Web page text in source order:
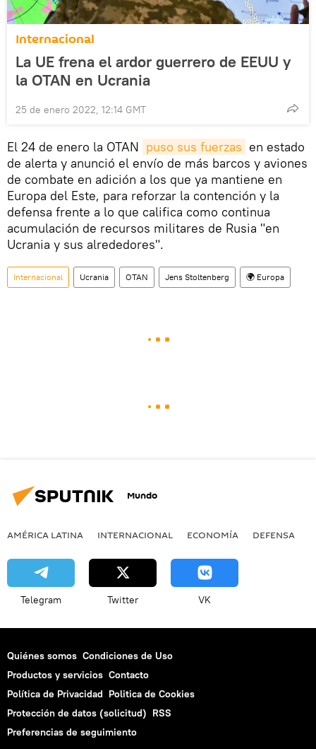
Internacional
La UE frena el ardor guerrero de EEUU y
la OTAN en Ucrania
25 de enero 2022, 12:14 GMT
El 24 de enero la OTAN puso sus fuerzas en estado
de alerta y anunció el envío de más barcos y aviones
de combate en adición a los que ya mantiene en
Europa del Este, para reforzar la contención y la
defensa frente a lo que califica como continua
acumulación de recursos militares de Rusia "en
Ucrania y sus alrededores".
Internacional Ucrania OTAN Jens Stoltenberg 🌍 Europa
Mundo
AMÉRICA LATINA INTERNACIONAL ECONOMÍA DEFENSA
Telegram Twitter VK
Quiénes somos Condiciones de Uso
Productos y servicios Contacto
Política de Privacidad Politica de Cookies
Protección de datos (solicitud) RSS
Preferencias de seguimiento